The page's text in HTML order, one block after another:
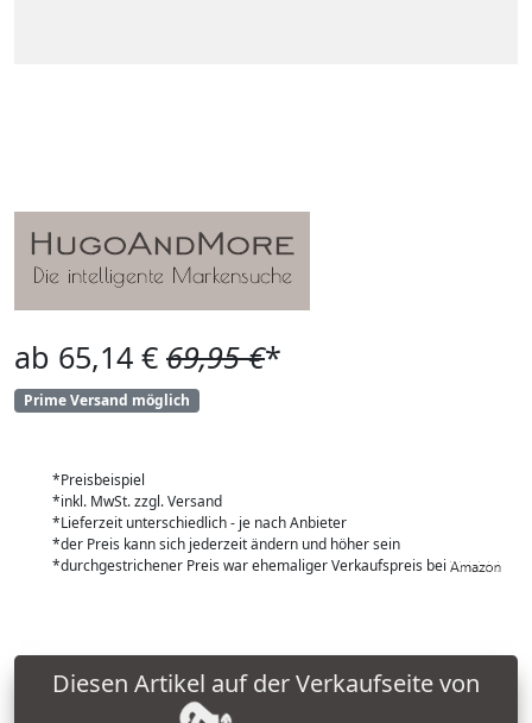
ab 65,14 € 69,95 €*
Prime Versand möglich
*Preisbeispiel
*inkl. MwSt. zzgl. Versand
*Lieferzeit unterschiedlich - je nach Anbieter
*der Preis kann sich jederzeit ändern und höher sein
*durchgestrichener Preis war ehemaliger Verkaufspreis bei